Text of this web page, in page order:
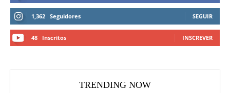
1,362 Seguidores SEGUIR
48 Inscritos INSCREVER
TRENDING NOW